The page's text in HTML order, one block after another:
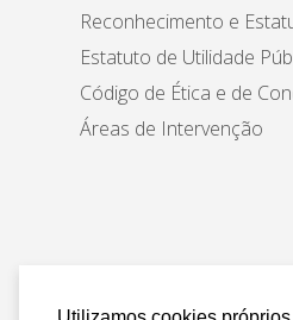
Reconhecimento e
Estatuto de Utilidade
Código de Ética e de
Áreas de Intervenção